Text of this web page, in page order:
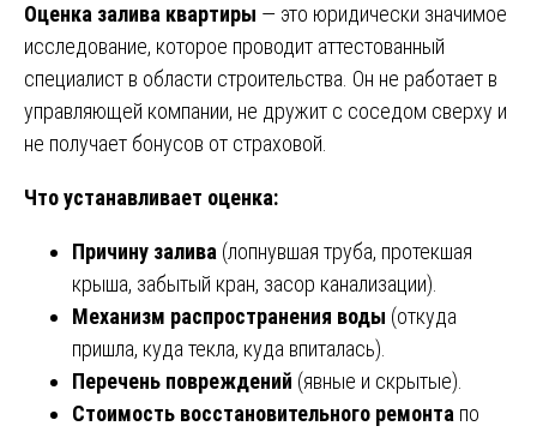
Оценка залива квартиры — это юридически значимое
исследование, которое проводит аттестованный
специалист в области строительства. Он не работает в
управляющей компании, не дружит с соседом сверху и
не получает бонусов от страховой.
Что устанавливает оценка:
Причину залива (лопнувшая труба, протекшая
крыша, забытый кран, засор канализации).
Механизм распространения воды (откуда
пришла, куда текла, куда впиталась).
Перечень повреждений (явные и скрытые).
Стоимость восстановительного ремонта по